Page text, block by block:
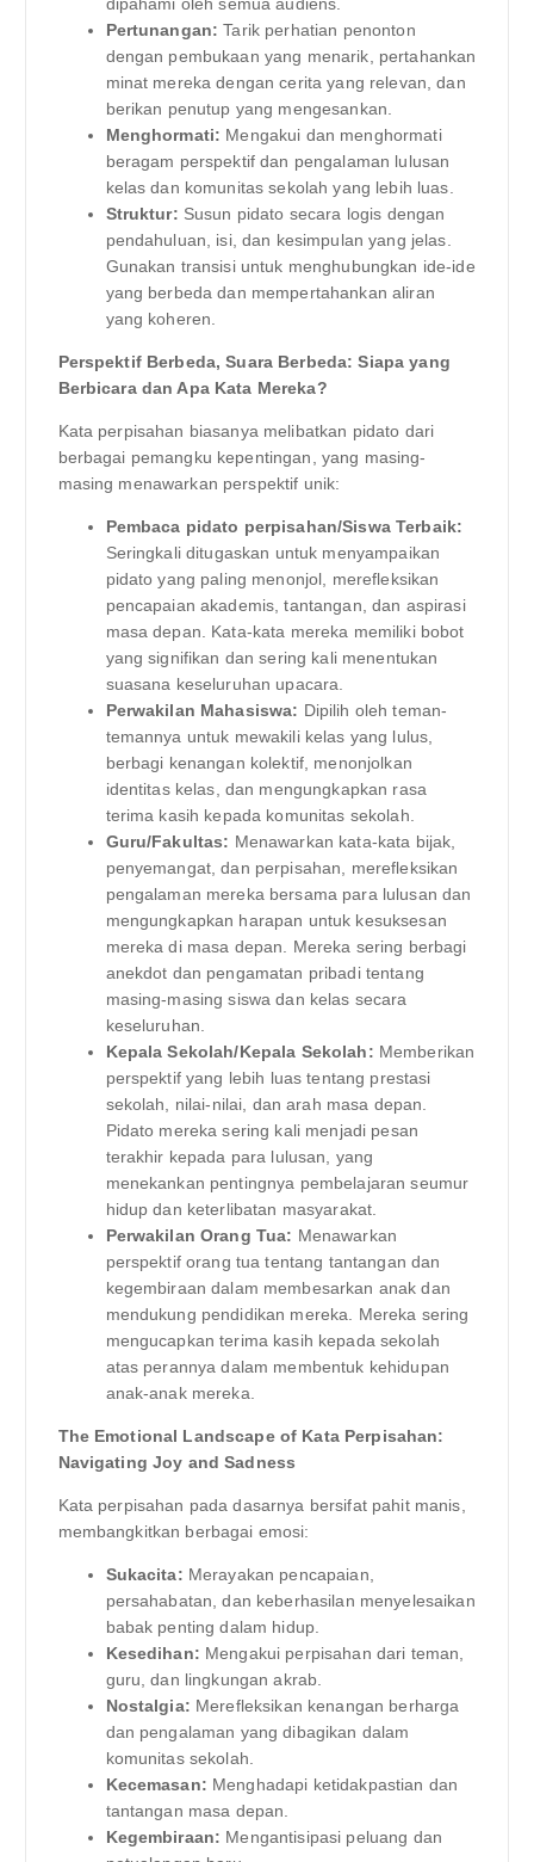
Pertunangan: Tarik perhatian penonton
dengan pembukaan yang menarik, pertahankan
minat mereka dengan cerita yang relevan, dan
berikan penutup yang mengesankan.
Menghormati: Mengakui dan menghormati
beragam perspektif dan pengalaman lulusan
kelas dan komunitas sekolah yang lebih luas.
Struktur: Susun pidato secara logis dengan
pendahuluan, isi, dan kesimpulan yang jelas.
Gunakan transisi untuk menghubungkan ide-ide
yang berbeda dan mempertahankan aliran
yang koheren.
Perspektif Berbeda, Suara Berbeda: Siapa yang
Berbicara dan Apa Kata Mereka?
Kata perpisahan biasanya melibatkan pidato dari
berbagai pemangku kepentingan, yang masing-
masing menawarkan perspektif unik:
Pembaca pidato perpisahan/Siswa Terbaik:
Seringkali ditugaskan untuk menyampaikan
pidato yang paling menonjol, merefleksikan
pencapaian akademis, tantangan, dan aspirasi
masa depan. Kata-kata mereka memiliki bobot
yang signifikan dan sering kali menentukan
suasana keseluruhan upacara.
Perwakilan Mahasiswa: Dipilih oleh teman-
temannya untuk mewakili kelas yang lulus,
berbagi kenangan kolektif, menonjolkan
identitas kelas, dan mengungkapkan rasa
terima kasih kepada komunitas sekolah.
Guru/Fakultas: Menawarkan kata-kata bijak,
penyemangat, dan perpisahan, merefleksikan
pengalaman mereka bersama para lulusan dan
mengungkapkan harapan untuk kesuksesan
mereka di masa depan. Mereka sering berbagi
anekdot dan pengamatan pribadi tentang
masing-masing siswa dan kelas secara
keseluruhan.
Kepala Sekolah/Kepala Sekolah: Memberikan
perspektif yang lebih luas tentang prestasi
sekolah, nilai-nilai, dan arah masa depan.
Pidato mereka sering kali menjadi pesan
terakhir kepada para lulusan, yang
menekankan pentingnya pembelajaran seumur
hidup dan keterlibatan masyarakat.
Perwakilan Orang Tua: Menawarkan
perspektif orang tua tentang tantangan dan
kegembiraan dalam membesarkan anak dan
mendukung pendidikan mereka. Mereka sering
mengucapkan terima kasih kepada sekolah
atas perannya dalam membentuk kehidupan
anak-anak mereka.
The Emotional Landscape of Kata Perpisahan:
Navigating Joy and Sadness
Kata perpisahan pada dasarnya bersifat pahit manis,
membangkitkan berbagai emosi:
Sukacita: Merayakan pencapaian,
persahabatan, dan keberhasilan menyelesaikan
babak penting dalam hidup.
Kesedihan: Mengakui perpisahan dari teman,
guru, dan lingkungan akrab.
Nostalgia: Merefleksikan kenangan berharga
dan pengalaman yang dibagikan dalam
komunitas sekolah.
Kecemasan: Menghadapi ketidakpastian dan
tantangan masa depan.
Kegembiraan: Mengantisipasi peluang dan